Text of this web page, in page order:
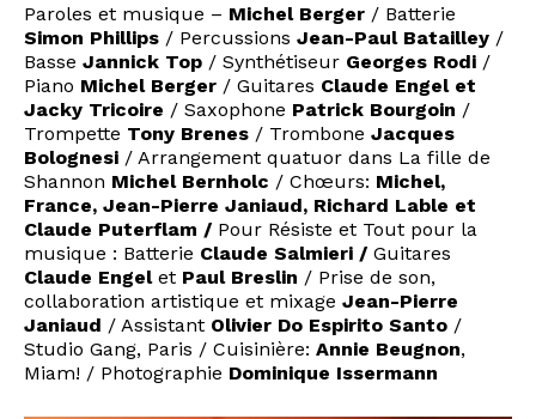
Paroles et musique – Michel Berger / Batterie
Simon Phillips / Percussions Jean-Paul Batailley /
Basse Jannick Top / Synthétiseur Georges Rodi /
Piano Michel Berger / Guitares Claude Engel et
Jacky Tricoire / Saxophone Patrick Bourgoin /
Trompette Tony Brenes / Trombone Jacques
Bolognesi / Arrangement quatuor dans La fille de
Shannon Michel Bernholc / Chœurs: Michel,
France, Jean-Pierre Janiaud, Richard Lable et
Claude Puterflam / Pour Résiste et Tout pour la
musique : Batterie Claude Salmieri / Guitares
Claude Engelet Paul Breslin / Prise de son,
collaboration artistique et mixage Jean-Pierre
Janiaud / Assistant Olivier Do Espirito Santo /
Studio Gang, Paris / Cuisinière: Annie Beugnon,
Miam! / Photographie Dominique Issermann